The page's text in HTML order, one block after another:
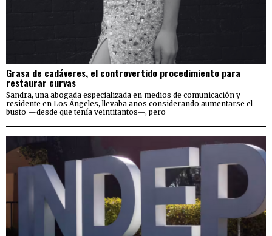
Grasa de cadáveres, el controvertido procedimiento para
restaurar curvas
Sandra, una abogada especializada en medios de comunicación y
residente en Los Ángeles, llevaba años considerando aumentarse el
busto —desde que tenía veintitantos—, pero